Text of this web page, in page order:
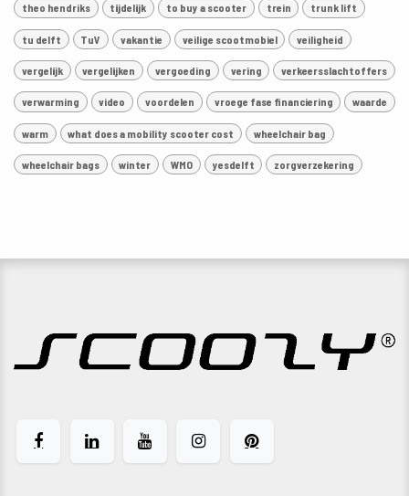
theo hendriks tijdelijk to buy a scooter trein trunk lift
tu delft TuV vakantie veilige scootmobiel veiligheid
vergelijk vergelijken vergoeding vering verkeersslachtoffers
verwarming video voordelen vroege fase financiering waarde
warm what does a mobility scooter cost wheelchair bag
wheelchair bags winter WMO yesdelft zorgverzekering